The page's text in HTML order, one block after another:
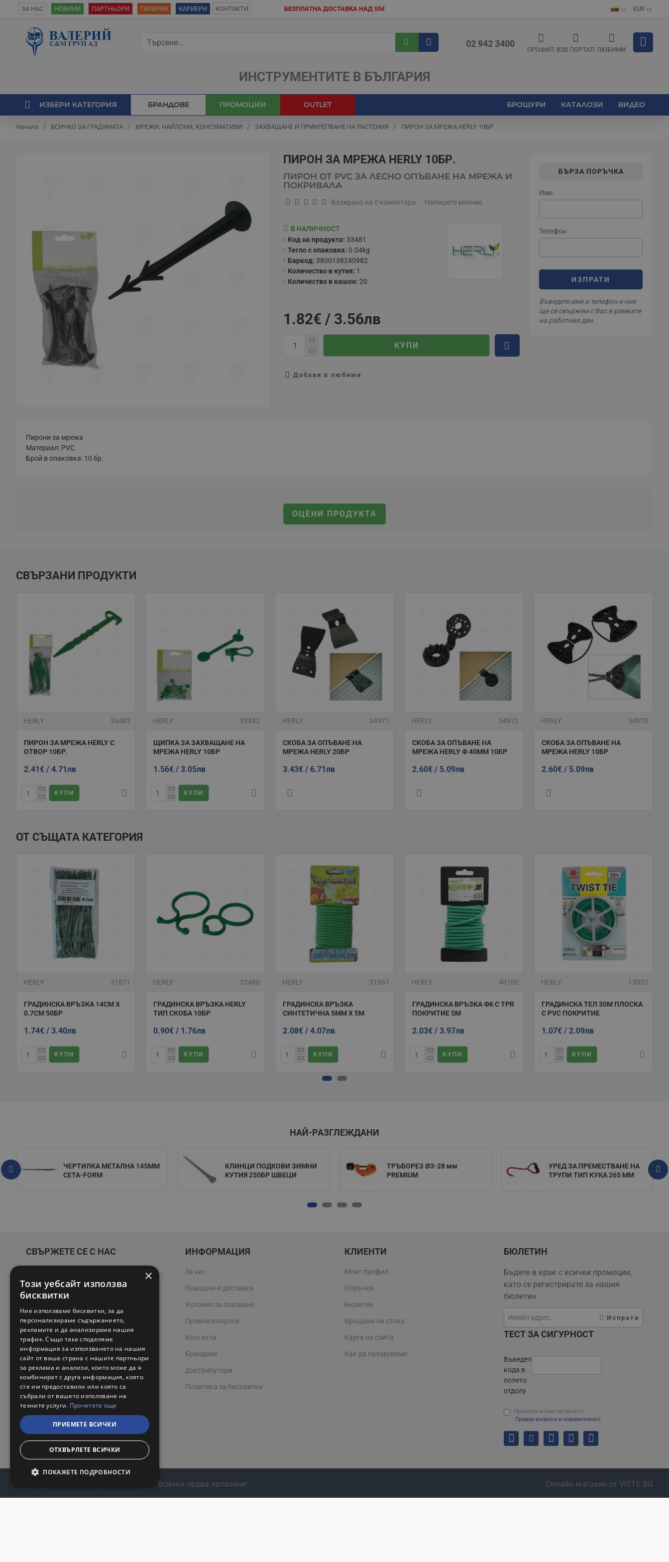
ЗА НАС НОВИНИ ПАРТНЬОРИ ГАЛЕРИЯ КАРИЕРИ КОНТАКТИ БЕЗПЛАТНА ДОСТАВКА НАД 55€ EUR
02 942 3400
ПРОФИЛ B2B ПОРТАЛ ЛЮБИМИ
ИНСТРУМЕНТИТЕ В БЪЛГАРИЯ
ИЗБЕРИ КАТЕГОРИЯ БРАНДОВЕ ПРОМОЦИИ OUTLET БРОШУРИ КАТАЛОЗИ ВИДЕО
Начало ВСИЧКО ЗА ГРАДИНАТА МРЕЖИ, НАЙЛОНИ, КОНСУМАТИВИ ЗАХВАЩАНЕ И ПРИКРЕПВАНЕ НА РАСТЕНИЯ ПИРОН ЗА МРЕЖА HERLY 10БР.
ПИРОН ЗА МРЕЖА HERLY 10БР.
ПИРОН ОТ PVC ЗА ЛЕСНО ОПЪВАНЕ НА МРЕЖА И
ПОКРИВАЛА
В НАЛИЧНОСТ
Код на продукта: 33481
Тегло с опаковка: 0.04kg
Баркод: 3800138240982
Количество в кашон: 20
Количество в кутия: 1
Базирано на 0 коментара. - Напишете мнение
1.82€ / 3.56лв
КУПИ
Добави в любими
БЪРЗА ПОРЪЧКА
Име
Телефон
ИЗПРАТИ
Въведете име и телефон и ние
ще се свържем с Вас в рамките
на работния ден.
ОЦЕНИ ПРОДУКТА
Пирони за мрежа
Материал: PVC
Брой в опаковка: 10 бр.
СВЪРЗАНИ ПРОДУКТИ
HERLY 33483
ПИРОН ЗА МРЕЖА HERLY С
ОТВОР 10БР.
2.41€ / 4.71лв
КУПИ
HERLY 33482
ЩИПКА ЗА ЗАХВАЩАНЕ НА
МРЕЖА HERLY 10БР
1.56€ / 3.05лв
КУПИ
HERLY 34971
СКОБА ЗА ОПЪВАНЕ НА
МРЕЖА HERLY 20БР
3.43€ / 6.71лв
HERLY 34972
СКОБА ЗА ОПЪВАНЕ НА
МРЕЖА HERLY Ф 40ММ 10БР
2.60€ / 5.09лв
HERLY 34970
СКОБА ЗА ОПЪВАНЕ НА
МРЕЖА HERLY 10БР
2.60€ / 5.09лв
ОТ СЪЩАТА КАТЕГОРИЯ
HERLY 31871
ГРАДИНСКА ВРЪЗКА 14СМ Х
0.7СМ 50БР
1.74€ / 3.40лв
КУПИ
HERLY 33480
ГРАДИНСКА ВРЪЗКА HERLY
ТИП СКОБА 10БР
0.90€ / 1.76лв
КУПИ
HERLY 31867
ГРАДИНСКА ВРЪЗКА
СИНТЕТИЧНА 5ММ Х 5М
2.08€ / 4.07лв
КУПИ
HERLY 48100
ГРАДИНСКА ВРЪЗКА Ф6 С TPR
ПОКРИТИЕ 5М
2.03€ / 3.97лв
КУПИ
HERLY 13053
ГРАДИНСКА ТЕЛ 30М ПЛОСКА
С PVC ПОКРИТИЕ
1.07€ / 2.09лв
КУПИ
НАЙ-РАЗГЛЕЖДАНИ
ЧЕРТИЛКА МЕТАЛНА 145ММ
CETA-FORM
КЛИНЦИ ПОДКОВИ ЗИМНИ
КУТИЯ 250БР ШВЕЦИ
ТРЪБОРЕЗ Ø3-28 мм
PREMIUM
УРЕД ЗА ПРЕМЕСТВАНЕ НА
ТРУПИ ТИП КУКА 265 ММ
СВЪРЖЕТЕ СЕ С НАС
online@valerii.com
Магазин Профел Варна
Сервизи
Работно време 08:00 - 17:00
ИНФОРМАЦИЯ
За нас
Плащане и доставка
Условия за ползване
Правни въпроси
Контакти
Брандове
Дистрибутори
Политика за бисквитки
КЛИЕНТИ
Моят профил
Поръчки
Бюлетин
Връщане на стока
Карта на сайта
Как да пазаруваме
БЮЛЕТИН
Бъдете в крак с всички промоции,
като се регистрирате за нашия
бюлетин
Изпрати
ТЕСТ ЗА СИГУРНОСТ
Въведете
кода в
полето
отдолу
Прочетох и съм съгласен с
Правни въпроси и поверителност
Copyright © 2024, Валерий С и М Груп. Всички права запазени! Онлайн магазин от VISTE.BG
×
Този уебсайт използва
бисквитки
Ние използваме бисквитки, за да
персонализираме съдържанието,
рекламите и да анализираме нашия
трафик. Също така споделяме
информация за използването на нашия
сайт от ваша страна с нашите партньори
за реклама и анализи, които може да я
комбинират с друга информация, която
сте им предоставили или която са
събрали от вашето използване на
техните услуги. Прочетете още
ПРИЕМЕТЕ ВСИЧКИ
ОТХВЪРЛЕТЕ ВСИЧКИ
ПОКАЖЕТЕ ПОДРОБНОСТИ